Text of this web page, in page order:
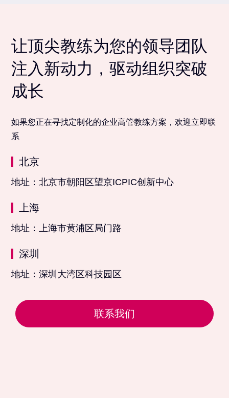
让顶尖教练为您的领导团队
注入新动力，驱动组织突破
成长
如果您正在寻找定制化的企业高管教练方案，欢迎立即联
系
北京
地址：北京市朝阳区望京ICPIC创新中心
上海
地址：上海市黄浦区局门路
深圳
地址：深圳大湾区科技园区
联系我们